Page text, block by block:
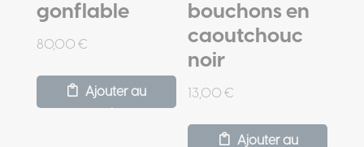
gonflable
80,00 €
Ajouter au
bouchons en
caoutchouc
noir
13,00€
Ajouter au